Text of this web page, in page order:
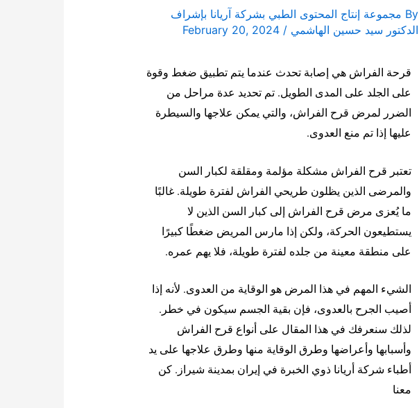
By مجموعة إنتاج المحتوى الطبي بشركة آریانا بإشراف
الدكتور سيد حسين الهاشمي/
February 20, 2024
قرحة الفراش هي إصابة تحدث عندما يتم تطبيق ضغط وقوة
على الجلد على المدى الطويل. تم تحديد عدة مراحل من
الضرر لمرض قرح الفراش، والتي يمكن علاجها والسيطرة
عليها إذا تم منع العدوى.
تعتبر قرح الفراش مشكلة مؤلمة ومقلقة لكبار السن
والمرضى الذين يظلون طريحي الفراش لفترة طويلة. غالبًا
ما يُعزى مرض قرح الفراش إلى كبار السن الذين لا
يستطيعون الحركة، ولكن إذا مارس المريض ضغطًا كبيرًا
على منطقة معينة من جلده لفترة طويلة، فلا يهم عمره.
الشيء المهم في هذا المرض هو الوقاية من العدوى. لأنه إذا
أصيب الجرح بالعدوى، فإن بقية الجسم سيكون في خطر.
لذلك سنعرفك في هذا المقال على أنواع قرح الفراش
وأسبابها وأعراضها وطرق الوقاية منها وطرق علاجها على يد
أطباء شركة أريانا ذوي الخبرة في إيران بمدينة شیراز. كن
معنا